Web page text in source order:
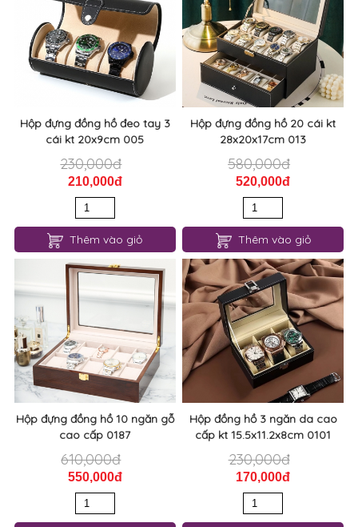
Hộp đựng đồng hồ đeo tay 3
cái kt 20x9cm 005
230,000đ
210,000đ
Thêm vào giỏ
Hộp đựng đồng hồ 20 cái kt
28x20x17cm 013
580,000đ
520,000đ
Thêm vào giỏ
Hộp đựng đồng hồ 10 ngăn gỗ
cao cấp 0187
610,000đ
550,000đ
Hộp đồng hồ 3 ngăn da cao
cấp kt 15.5x11.2x8cm 0101
230,000đ
170,000đ